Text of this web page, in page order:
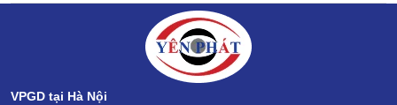
VPGD tại Hà Nội